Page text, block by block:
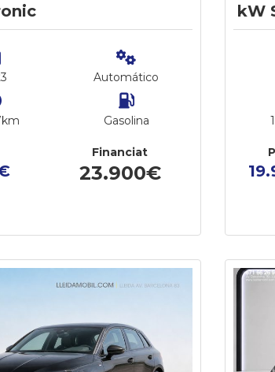
Automático
Gasolina
Financiat
23.900€
kW